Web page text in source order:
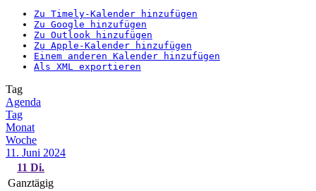
Zu Timely-Kalender hinzufügen
Zu Google hinzufügen
Zu Outlook hinzufügen
Zu Apple-Kalender hinzufügen
Einem anderen Kalender hinzufügen
Als XML exportieren
Tag
Agenda
Tag
Monat
Woche
11. Juni 2024
11 Di.
Ganztägig